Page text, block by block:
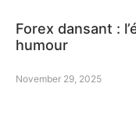
Forex dansant :
humour
November 29, 2025